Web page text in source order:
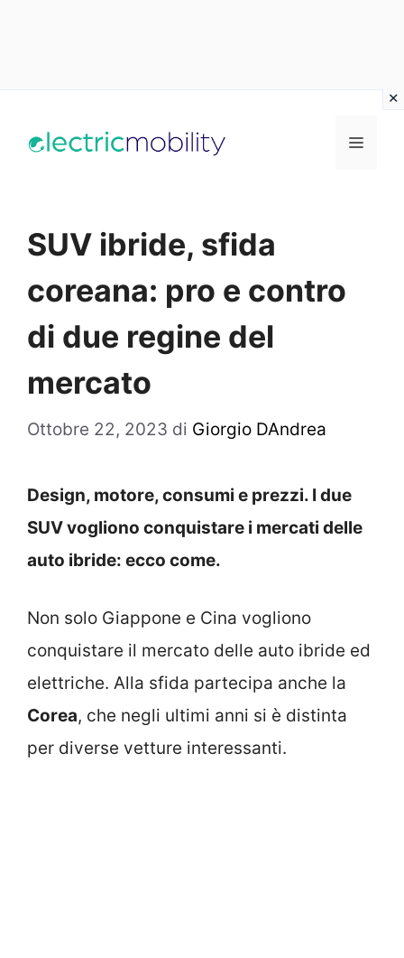
Menu
SUV ibride, sfida
coreana: pro e contro
di due regine del
mercato
Ottobre 22, 2023 di Giorgio DAndrea
Design, motore, consumi e prezzi. I due
SUV vogliono conquistare i mercati delle
auto ibride: ecco come.
Non solo Giappone e Cina vogliono
conquistare il mercato delle auto ibride ed
elettriche. Alla sfida partecipa anche la
Corea, che negli ultimi anni si è distinta
per diverse vetture interessanti.